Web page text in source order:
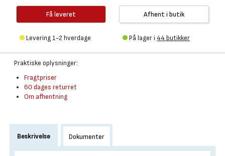
Få leveret
Levering 1-2 hverdage
Afhent i butik
På lager i 44 butikker
Praktiske oplysninger:
Fragtpriser
60 dages returret
Om afhentning
Beskrivelse Dokumenter